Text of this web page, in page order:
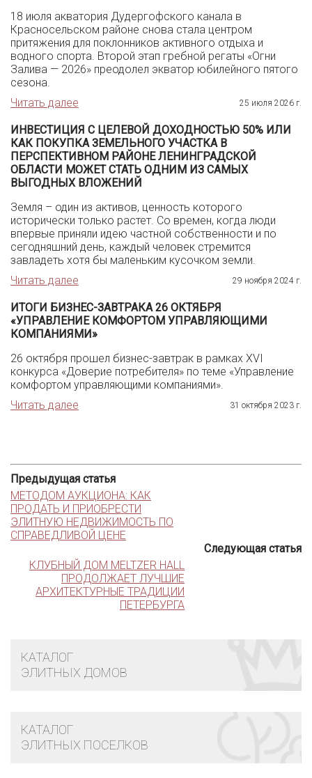
18 июля акватория Дудергофского канала в
Красносельском районе снова стала центром
притяжения для поклонников активного отдыха и
водного спорта. Второй этап гребной регаты «Огни
Залива — 2026» преодолел экватор юбилейного пятого
сезона.
Читать далее
25 июля 2026 г.
ИНВЕСТИЦИЯ С ЦЕЛЕВОЙ ДОХОДНОСТЬЮ 50% ИЛИ
КАК ПОКУПКА ЗЕМЕЛЬНОГО УЧАСТКА В
ПЕРСПЕКТИВНОМ РАЙОНЕ ЛЕНИНГРАДСКОЙ
ОБЛАСТИ МОЖЕТ СТАТЬ ОДНИМ ИЗ САМЫХ
ВЫГОДНЫХ ВЛОЖЕНИЙ
Земля – один из активов, ценность которого
исторически только растет. Со времен, когда люди
впервые приняли идею частной собственности и по
сегодняшний день, каждый человек стремится
завладеть хотя бы маленьким кусочком земли.
Читать далее
29 ноября 2024 г.
ИТОГИ БИЗНЕС-ЗАВТРАКА 26 ОКТЯБРЯ
«УПРАВЛЕНИЕ КОМФОРТОМ УПРАВЛЯЮЩИМИ
КОМПАНИЯМИ»
26 октября прошел бизнес-завтрак в рамках XVI
конкурса «Доверие потребителя» по теме «Управление
комфортом управляющими компаниями».
Читать далее
31 октября 2023 г.
Предыдущая статья
МЕТОДОМ АУКЦИОНА: КАК
ПРОДАТЬ И ПРИОБРЕСТИ
ЭЛИТНУЮ НЕДВИЖИМОСТЬ ПО
СПРАВЕДЛИВОЙ ЦЕНЕ
Следующая статья
КЛУБНЫЙ ДОМ MELTZER HALL
ПРОДОЛЖАЕТ ЛУЧШИЕ
АРХИТЕКТУРНЫЕ ТРАДИЦИИ
ПЕТЕРБУРГА
КАТАЛОГ
ЭЛИТНЫХ ДОМОВ
КАТАЛОГ
ЭЛИТНЫХ ПОСЕЛКОВ